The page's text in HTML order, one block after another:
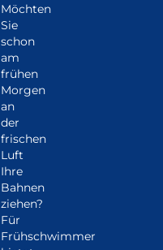
Möchten
Sie
schon
am
frühen
Morgen
an
der
frischen
Luft
Ihre
Bahnen
ziehen?
Für
Frühschwimmer